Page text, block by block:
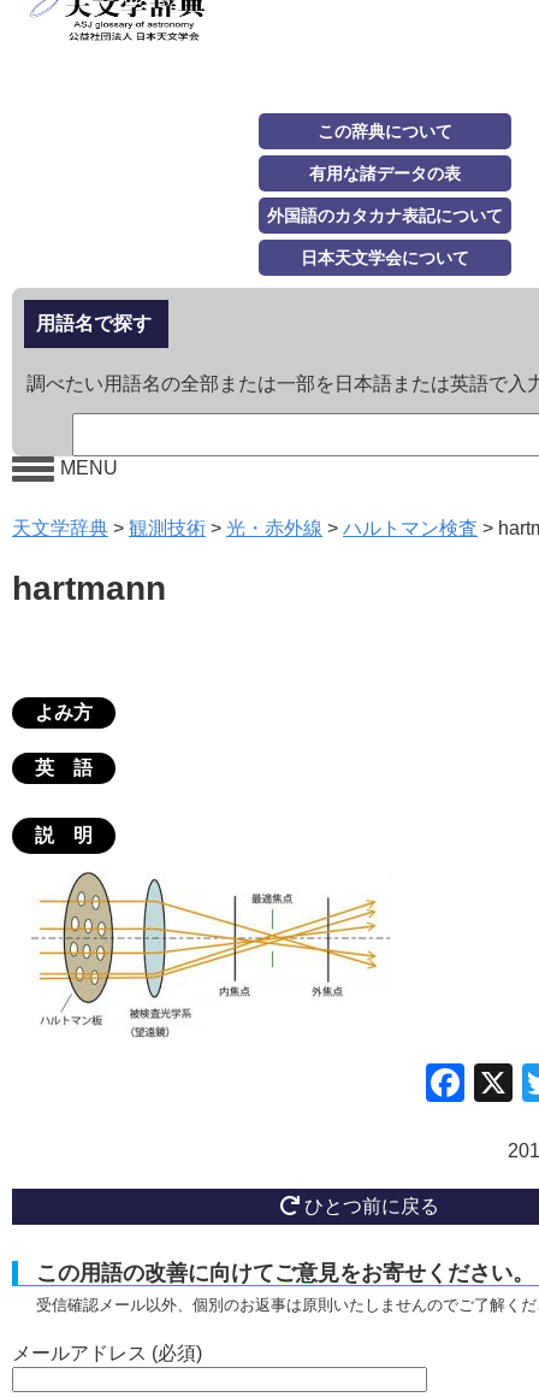
この辞典について
有用な諸データの表
外国語のカタカナ表記について
日本天文学会について
用語名で探す
調べたい用語名の全部または一部を日本語または英語で入
MENU
天文学辞典 > 観測技術 > 光・赤外線 > ハルトマン検査 >
hartmann
よみ方
英 語
説 明
ひとつ前に戻る
この用語の改善に向けてご意見をお寄せください。
受信確認メール以外、個別のお返事は原則いたしませんのでご了解く
メールアドレス (必須)